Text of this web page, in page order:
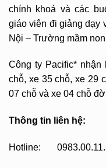
chính khoá và các
giáo viên đi giảng dạy
Nội – Trường mầm
Công ty Pacific*
chỗ, xe 35 chỗ, xe 29
07 chỗ và xe 04 chỗ
Thông tin liên hệ:
Hotline: